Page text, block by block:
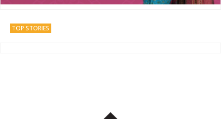
TOP STORIES